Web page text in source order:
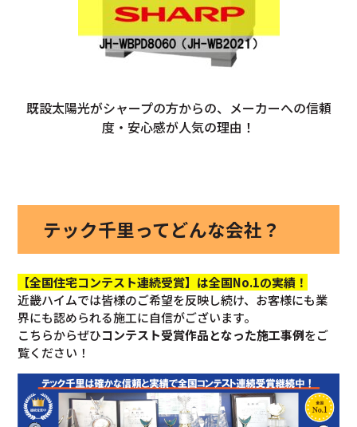
既設太陽光がシャープの方からの、メーカーへの信頼
度・安心感が人気の理由！
テック千里ってどんな会社？
【全国住宅コンテスト連続受賞】は全国No.1の実績！
近畿ハイムでは皆様のご希望を反映し続け、お客様にも業
界にも認められる施工に自信がございます。
こちらからぜひコンテスト受賞作品となった施工事例をご
覧ください！